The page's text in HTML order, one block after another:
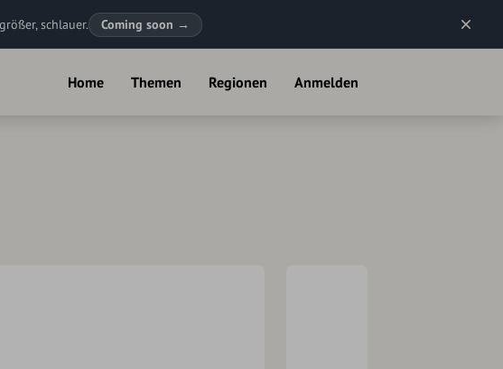
schlauer. Coming soon →
Home Themen Regionen Anmelden